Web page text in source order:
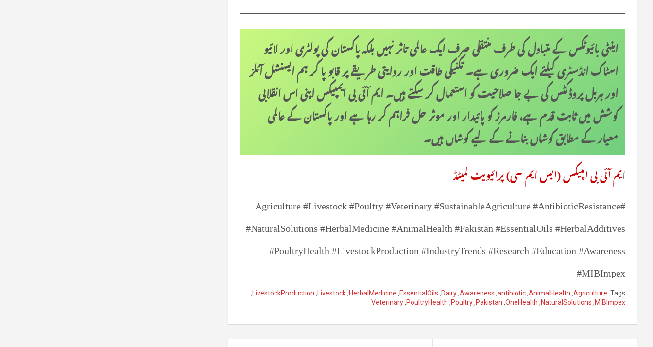
اینٹی بائیوٹکس کے متبادل کی طرف منتقلی صرف ایک عالمی تاثر نہیں بلکہ پاکستان کی پولٹری اور لائیو
اسٹاک انڈسٹری کیلئے ایک ضروری ہے۔ تکنیکی طاقت اور روایتی طریقے پر قابو پا کر ہم ایسنشل آئلز
اور ہربل پروڈکٹس کی بے جا صلاحیت کو استعمال کر سکتے ہیں۔ ایم آئی بی ایمپیکس اپنی اس انقلابی
کوشش میں ثابت قدم ہے، فارمرز کو پائیدار اور موثر حل فراہم کر رہا ہے اور پاکستان کے عالمی
معیار کے مطابق کوشاں بنانے کے لیے کوشاں ہیں۔
ایم آئی بی امپیکس (ایس ایم سی) پرائیویٹ لمیٹڈ
#Agriculture #Livestock #Poultry #Veterinary #SustainableAgriculture #AntibioticResistance
#NaturalSolutions #HerbalMedicine #AnimalHealth #Pakistan #EssentialOils #HerbalAdditives
#PoultryHealth #LivestockProduction #IndustryTrends #Research #Education #Awareness
#MIBImpex
Tags:
Agriculture
,
AnimalHealth
,
antibiotic
,
Awareness
,
Dairy
,
EssentialOils
,
HerbalMedicine
,
Livestock
,
LivestockProduction
,
MIBImpex
,
NaturalSolutions
,
OneHealth
,
Pakistan
,
Poultry
,
PoultryHealth
,
Veterinary